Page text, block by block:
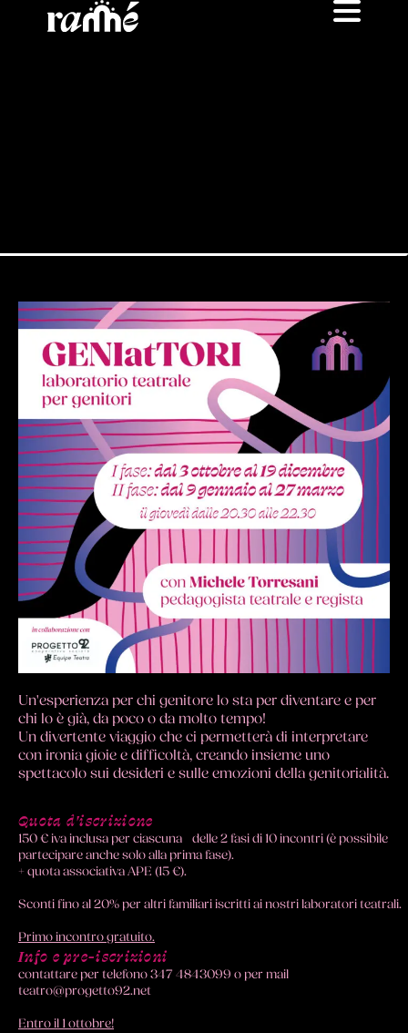
Un'esperienza per chi genitore lo sta per diventare e per
chi lo è già, da poco o da molto tempo!
Un divertente viaggio che ci permetterà di interpretare
con ironia gioie e difficoltà, creando insieme uno
spettacolo sui desideri e sulle emozioni della genitorialità.
Quota d'iscrizione
150 € iva inclusa per ciascuna delle 2 fasi di 10 incontri (è possibile
partecipare anche solo alla prima fase).
+ quota associativa APE (15 €).
Sconti fino al 20% per altri familiari iscritti ai nostri laboratori teatrali.
Primo incontro gratuito.
Info e pre-iscrizioni
contattare per telefono 347 4843099 o per mail
teatro@progetto92.net
Entro il 1 ottobre!